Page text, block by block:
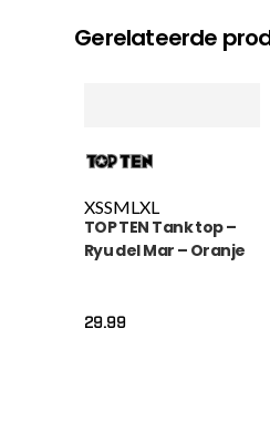
Gerelateerde
XSSMLXL
TOP TEN Tank top –
Ryu del Mar – Oranje
29.99